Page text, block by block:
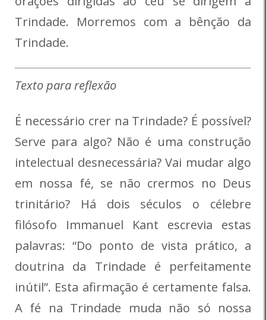
Trindade. Morremos com a bênção da
Trindade.
Texto para reflexão
É necessário crer na Trindade? É possível?
Serve para algo? Não é uma construção
intelectual desnecessária? Vai mudar algo
em nossa fé, se não crermos no Deus
trinitário? Há dois séculos o célebre
filósofo Immanuel Kant escrevia estas
palavras: “Do ponto de vista prático, a
doutrina da Trindade é perfeitamente
inútil”. Esta afirmação é certamente falsa.
A fé na Trindade muda não só nossa